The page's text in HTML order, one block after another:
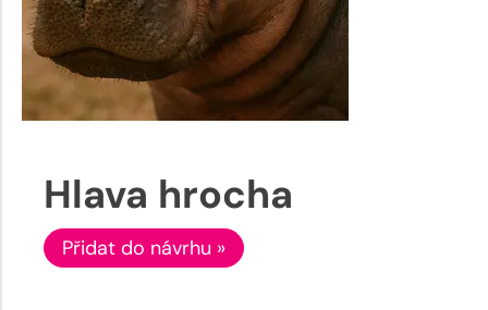
Hlava hrocha
Přidat do návrhu »